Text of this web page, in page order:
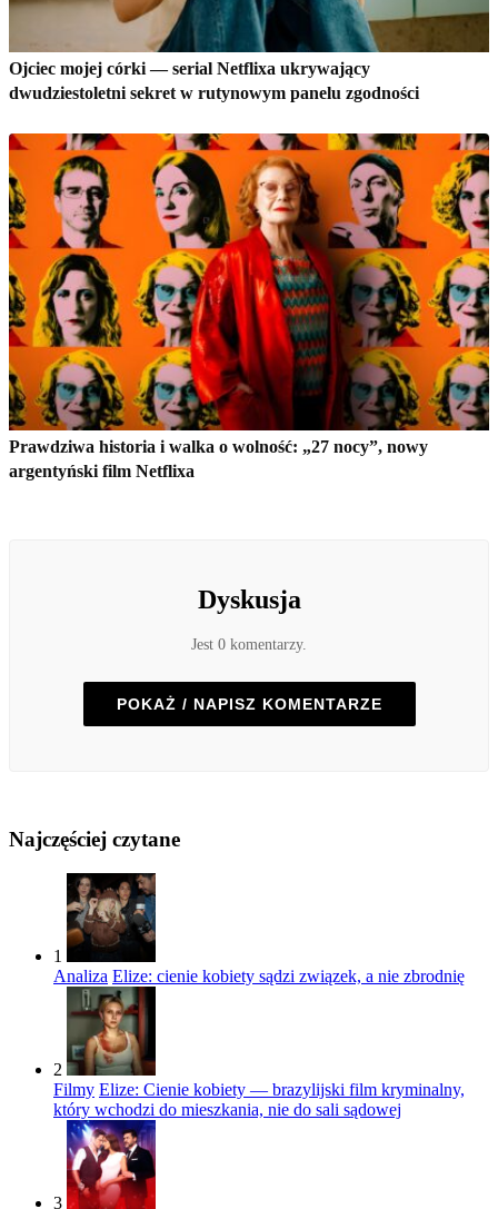
Ojciec mojej córki — serial Netflixa ukrywający
dwudziestoletni sekret w rutynowym panelu zgodności
Prawdziwa historia i walka o wolność: „27 nocy”, nowy
argentyński film Netflixa
Dyskusja
Jest 0 komentarzy.
POKAŻ / NAPISZ KOMENTARZE
Najczęściej czytane
1
Analiza Elize: cienie kobiety sądzi związek, a nie zbrodnię
2
Filmy Elize: Cienie kobiety — brazylijski film kryminalny,
który wchodzi do mieszkania, nie do sali sądowej
3